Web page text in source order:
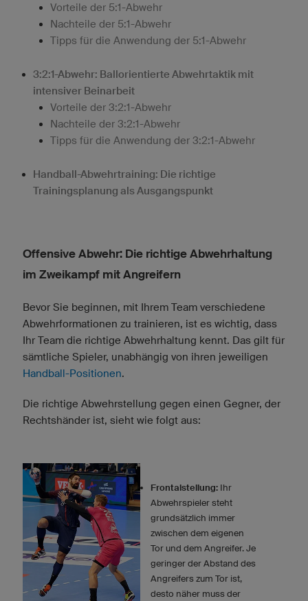
Vorteile der 5:1-Abwehr
Nachteile der 5:1-Abwehr
Tipps für die Anwendung der 5:1-Abwehr
3:2:1-Abwehr: Ballorientierte Abwehrtaktik mit
intensiver Beinarbeit
Vorteile der 3:2:1-Abwehr
Nachteile der 3:2:1-Abwehr
Tipps für die Anwendung der 3:2:1-Abwehr
Handball-Abwehrtraining: Die richtige
Trainingsplanung als Ausgangspunkt
Offensive Abwehr: Die richtige Abwehrhaltung
im Zweikampf mit Angreifern
Bevor Sie beginnen, mit Ihrem Team verschiedene
Abwehrformationen zu trainieren, ist es wichtig, dass
Ihr Team die richtige Abwehrhaltung kennt. Das gilt für
sämtliche Spieler, unabhängig von ihren jeweiligen
Handball-Positionen.
Die richtige Abwehrstellung gegen einen Gegner, der
Rechtshänder ist, sieht wie folgt aus:
Frontalstellung: Ihr
Abwehrspieler steht
grundsätzlich immer
zwischen dem eigenen
Tor und dem Angreifer. Je
geringer der Abstand des
Angreifers zum Tor ist,
desto näher muss der